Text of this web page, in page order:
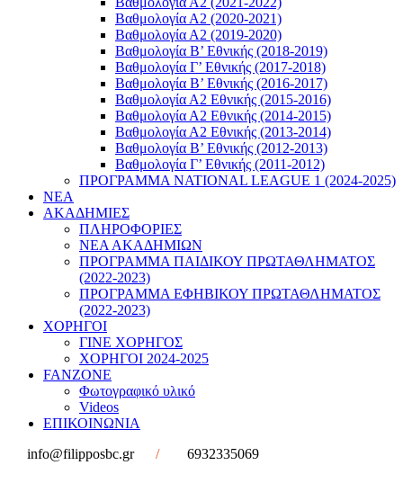
Βαθμολογία Α2 (2020-2021)
Βαθμολογία Α2 (2019-2020)
Βαθμολογία B’ Εθνικής (2018-2019)
Βαθμολογία Γ’ Εθνικής (2017-2018)
Βαθμολογία Β’ Εθνικής (2016-2017)
Βαθμολογία Α2 Εθνικής (2015-2016)
Βαθμολογία Α2 Εθνικής (2014-2015)
Βαθμολογία Α2 Εθνικής (2013-2014)
Βαθμολογία Β’ Εθνικής (2012-2013)
Βαθμολογία Γ’ Εθνικής (2011-2012)
ΠΡΟΓΡΑΜΜΑ NATIONAL LEAGUE 1 (2024-2025)
ΝΕΑ
ΑΚΑΔΗΜΙΕΣ
ΠΛΗΡΟΦΟΡΙΕΣ
ΝΕΑ ΑΚΑΔΗΜΙΩΝ
ΠΡΟΓΡΑΜΜΑ ΠΑΙΔΙΚΟΥ ΠΡΩΤΑΘΛΗΜΑΤΟΣ
(2022-2023)
ΠΡΟΓΡΑΜΜΑ ΕΦΗΒΙΚΟΥ ΠΡΩΤΑΘΛΗΜΑΤΟΣ
(2022-2023)
ΧΟΡΗΓΟΙ
ΓΙΝΕ ΧΟΡΗΓΟΣ
ΧΟΡΗΓΟΙ 2024-2025
FANZONE
Φωτογραφικό υλικό
Videos
ΕΠΙΚΟΙΝΩΝΙΑ
info@filipposbc.gr
/ 6932335069